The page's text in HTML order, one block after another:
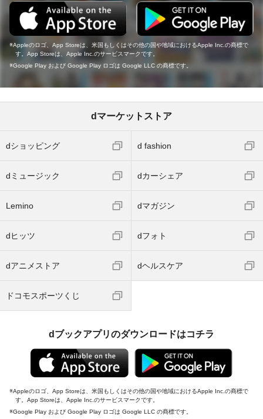
Appleのロゴ、App Storeは、米国もしくはその他の国や地域におけるApple Inc.の商標で
す。App Storeは、Apple Inc.のサービスマークです。
Google Play および Google Play ロゴは Google LLC の商標です。
dマーケットストア
dショッピング d fashion
dミュージック dカーシェア
Lemino dマガジン
dヒッツ dフォト
dアニメストア dヘルスケア
ドコモスポーツくじ
dブックアプリのダウンロードはコチラ
Appleのロゴ、App Storeは、米国もしくはその他の国や地域におけるApple Inc.の商標で
す。App Storeは、Apple Inc.のサービスマークです。
Google Play および Google Play ロゴは Google LLC の商標です。